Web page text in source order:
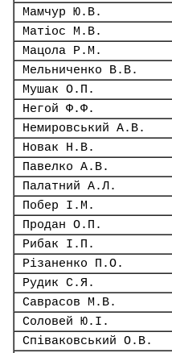
Мамчур Ю.В.
Матіос М.В.
Мацола Р.М.
Мельниченко В.В.
Мушак О.П.
Негой Ф.Ф.
Немировський А.В.
Новак Н.В.
Павелко А.В.
Палатний А.Л.
Побер І.М.
Продан О.П.
Рибак І.П.
Різаненко П.О.
Рудик С.Я.
Саврасов М.В.
Соловей Ю.І.
Співаковський О.В.